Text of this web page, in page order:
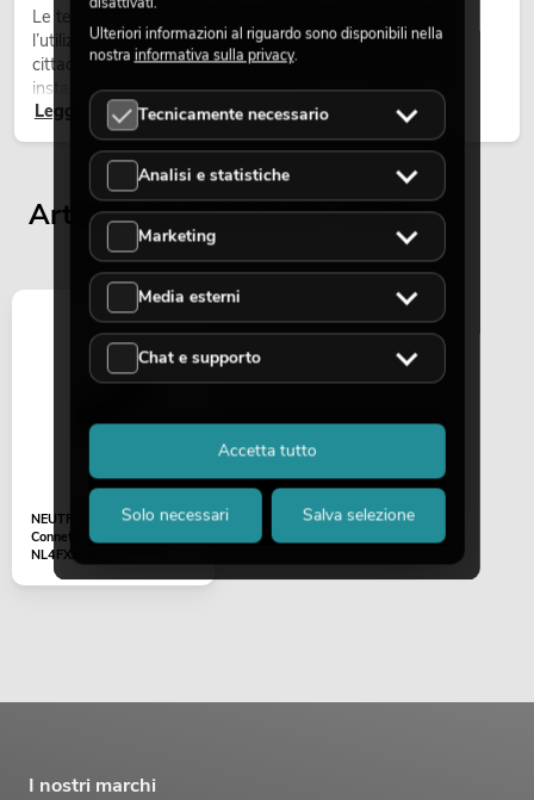
Le teste mobili outdoor sono proiettori motorizzati per
l’utilizzo all’aperto. Vengono impiegate in festival, feste
cittadine, concerti open-air, allestimenti architetturali e
installazioni temporanee all’esterno.
Leggi ora
Articoli visualizzati per ultimi
NEUTRIK Speakon
Connettore cavo 4 poli
NL4FXX-W-L
I nostri marchi
Ulteriori informazioni al riguardo sono disponibili nella
nostra informativa sulla privacy.
Tecnicamente necessario
Analisi e statistiche
Marketing
Media esterni
Chat e supporto
Solo necessari Salva selezione
Accetta tutto